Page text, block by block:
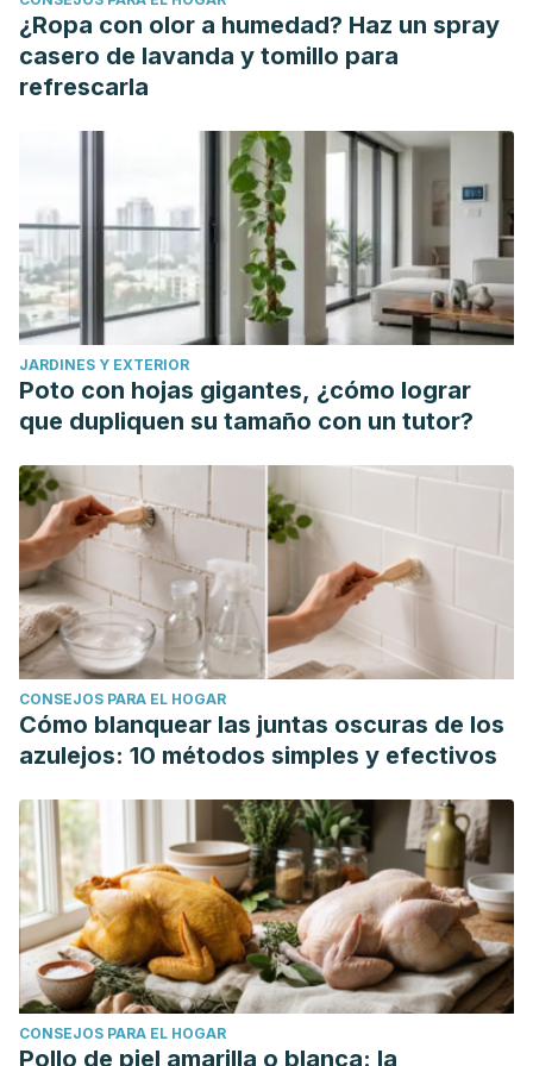
Desarrollo de la microbiota gastrointestinal en lactantes
y su rol en salud y enfermedad. ARS MEDICA Revista
de Ciencias Médicas. 1974: 3 (10); 35-43.
of colic caused by excess gas in infants: biochemical
evidence. World journal of gastroenterology: WJG.
2011: 17(16); 2104.
Llewellyn-Jones, J. D. Breastfeeding: a peaceful burp?.
The Medical journal of Australia. 1980: 2 (8); 456-457.
Riitta S., M. Infantile colic: occurrence and risk factors.
Eur J Pediatr. 1984; 143: 108–111.
Sferra, T. J., & Heitlinger, L. A. Gastrointestinal gas
formation and infantile colic. Pediatric Clinics. 1996:
Vega Franco, Leopoldo. Rev. invest. clín ; 45(6): 605-12,
nov.-dic. 1993. Desarrollo del aparato digestivo:
implicaciones médico-dietéticas en lactantes.
https://pesquisa.bvsalud.org/portal/resource/pt/lil-
138983
Can Fam Physician. 2019 Mar; 65(3): 204–211.
“Something is wrong with your milk”.
https://www.ncbi.nlm.nih.gov/pmc/articles/PMC6515974/
Korean J Pediatr. 2017 Mar; 60(3): 70–76. Published
online 2017 Mar 27. doi: 10.3345/kjp.2017.60.3.70.
Maternal food restrictions during breastfeeding.
https://www.ncbi.nlm.nih.gov/pmc/articles/PMC5383635/
Child Care Health Dev. 2015 Jan;41(1):52-6. doi:
10.1111/cch.12166. Epub 2014 Jun 9. A randomized
controlled trial of burping for the prevention of colic
and regurgitation in healthy infants.
https://pubmed.ncbi.nlm.nih.gov/24910161/
AMA Pediatr. 2014 Mar;168(3):228-33. Prophylactic use
¿Ropa con olor a humedad? Haz un spray
casero de lavanda y tomillo para
refrescarla
JARDINES Y EXTERIOR
Poto con hojas gigantes, ¿cómo lograr
que dupliquen su tamaño con un tutor?
CONSEJOS PARA EL HOGAR
Cómo blanquear las juntas oscuras de los
azulejos: 10 métodos simples y efectivos
CONSEJOS PARA EL HOGAR
Pollo de piel amarilla o blanca: la